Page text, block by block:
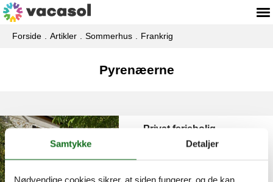
Forside Artikler Sommerhus Frankrig
Pyrenæerne
Privat feriebolig
Pyrenæerne
Samtykke Detaljer
Nødvendige cookies sikrer, at siden fungerer, og de kan